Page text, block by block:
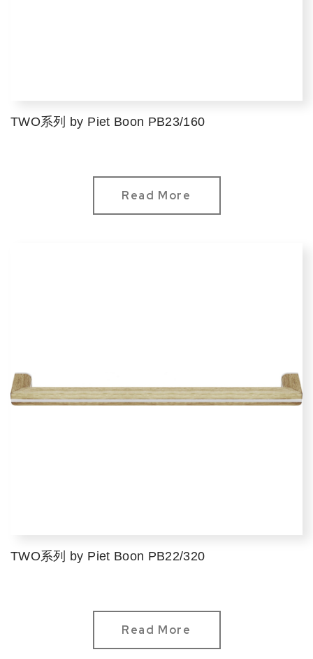
TWO系列 by Piet Boon PB23/160
Read More
TWO系列 by Piet Boon PB22/320
Read More